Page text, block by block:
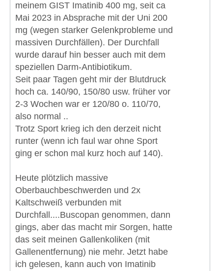
meinem GIST Imatinib 400 mg, seit ca
Mai 2023 in Absprache mit der Uni 200
mg (wegen starker Gelenkprobleme und
massiven Durchfällen). Der Durchfall
wurde darauf hin besser auch mit dem
speziellen Darm-Antibiotikum.
Seit paar Tagen geht mir der Blutdruck
hoch ca. 140/90, 150/80 usw. früher vor
2-3 Wochen war er 120/80 o. 110/70,
also normal ..
Trotz Sport krieg ich den derzeit nicht
runter (wenn ich faul war ohne Sport
ging er schon mal kurz hoch auf 140).
Heute plötzlich massive
Oberbauchbeschwerden und 2x
Kaltschweiß verbunden mit
Durchfall....Buscopan genommen, dann
gings, aber das macht mir Sorgen, hatte
das seit meinen Gallenkoliken (mit
Gallenentfernung) nie mehr. Jetzt habe
ich gelesen, kann auch von Imatinib